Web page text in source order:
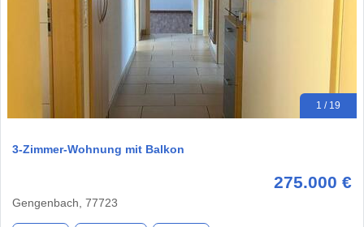
1 / 19
3-Zimmer-Wohnung mit Balkon
275.000 €
Gengenbach, 77723